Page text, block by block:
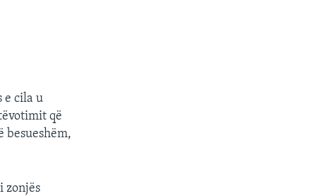
e cila u
që
besueshëm,
zonjës